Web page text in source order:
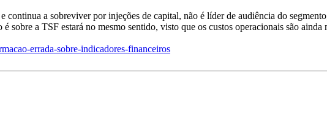
continua a sobreviver por injeções de capital, não é líder de audiência do
a TSF estará no mesmo sentido, visto que os custos operacionais são ainda
errada-sobre-indicadores-financeiros